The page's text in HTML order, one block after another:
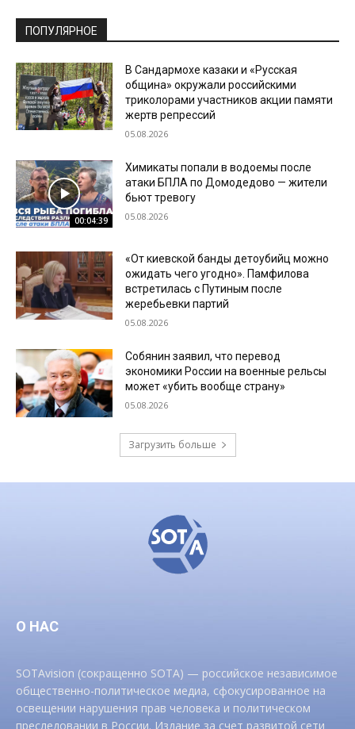
ПОПУЛЯРНОЕ
В Сандармохе казаки и «Русская
община» окружали российскими
триколорами участников акции памяти
жертв репрессий
05.08.2026
00:04:39
Химикаты попали в водоемы после
атаки БПЛА по Домодедово — жители
бьют тревогу
05.08.2026
«От киевской банды детоубийц можно
ожидать чего угодно». Памфилова
встретилась с Путиным после
жеребьевки партий
05.08.2026
Собянин заявил, что перевод
экономики России на военные рельсы
может «убить вообще страну»
05.08.2026
Загрузить больше
О НАС
SOTAvision (сокращенно SOTA) — российское независимое
общественно-политическое медиа, сфокусированное на
освещении нарушения прав человека и политическом
преследовании в России. Издание за счет развитой сети